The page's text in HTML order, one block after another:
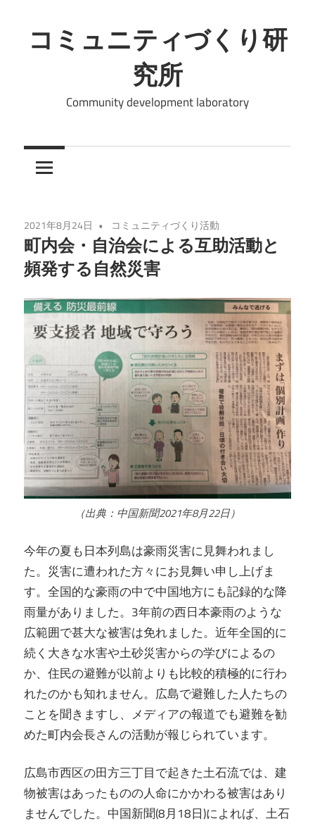
ン
テ
キ
コミュニティづくり研
究所
Community development laboratory
2021年8月24日 コミュニティづくり活動
町内会・自治会による互助活動と
頻発する自然災害
（出典：中国新聞2021年8月22日）
今年の夏も日本列島は豪雨災害に見舞われまし
た。災害に遭われた方々にお見舞い申し上げま
す。全国的な豪雨の中で中国地方にも記録的な降
雨量がありました。3年前の西日本豪雨のような
広範囲で甚大な被害は免れました。近年全国的に
続く大きな水害や土砂災害からの学びによるの
か、住民の避難が以前よりも比較的積極的に行わ
れたのかも知れません。広島で避難した人たちの
ことを聞きますし、メディアの報道でも避難を勧
めた町内会長さんの活動が報じられています。
広島市西区の田方三丁目で起きた土石流では、建
物被害はあったものの人命にかかわる被害はあり
ませんでした。中国新聞(8月18日)によれば、土石